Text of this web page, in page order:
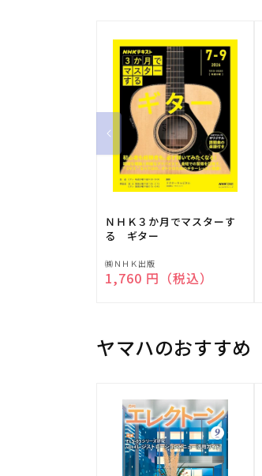
ＮＨＫ３か月でマスターす
る ギター
販
売
㈱ＮＨＫ出版
通常価格
1,760 円（税込）
ヤマハのおすすめ